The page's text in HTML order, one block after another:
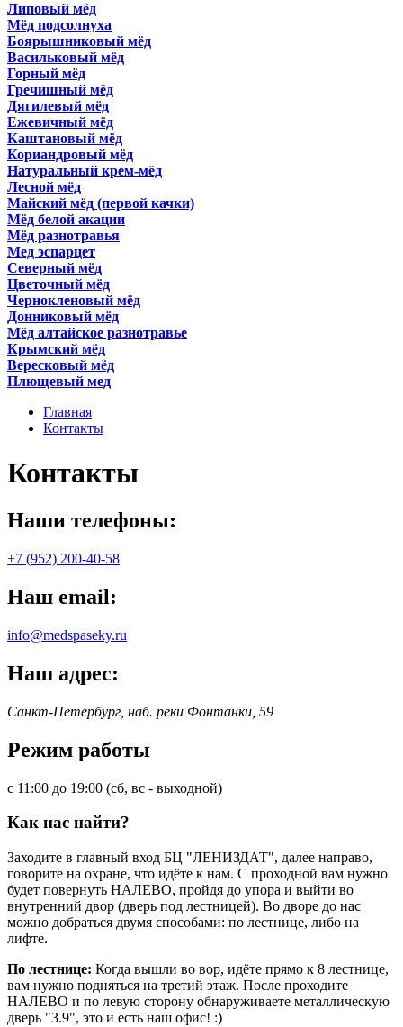
Липовый мёд
Мёд подсолнуха
Боярышниковый мёд
Васильковый мёд
Горный мёд
Гречишный мёд
Дягилевый мёд
Ежевичный мёд
Каштановый мёд
Кориандровый мёд
Натуральный крем-мёд
Лесной мёд
Майский мёд (первой качки)
Мёд белой акации
Мёд разнотравья
Мед эспарцет
Северный мёд
Цветочный мёд
Чернокленовый мёд
Донниковый мёд
Мёд алтайское разнотравье
Крымский мёд
Вересковый мёд
Плющевый мед
Главная
Контакты
Контакты
Наши телефоны:
+7 (952) 200-40-58
Наш email:
info@medspaseky.ru
Наш адрес:
Санкт-Петербург, наб. реки Фонтанки, 59
Режим работы
с 11:00 до 19:00 (сб, вс - выходной)
Как нас найти?
Заходите в главный вход БЦ "ЛЕНИЗДАТ", далее направо,
говорите на охране, что идёте к нам. С проходной вам нужно
будет повернуть НАЛЕВО, пройдя до упора и выйти во
внутренний двор (дверь под лестницей). Во дворе до нас
можно добраться двумя способами: по лестнице, либо на
лифте.
По лестнице: Когда вышли во вор, идёте прямо к 8 лестнице,
вам нужно подняться на третий этаж. После проходите
НАЛЕВО и по левую сторону обнаруживаете металлическую
дверь "3.9", это и есть наш офис! :)